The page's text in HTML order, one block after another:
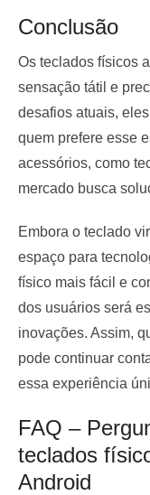
Conclusão
Os teclados físicos
sensação tátil e
desafios atuais,
quem prefere esse
acessórios, como
mercado busca
Embora o teclado
espaço para
físico mais fácil e
dos usuários será
inovações. Assim,
pode continuar
essa experiência
FAQ –
teclados
Android